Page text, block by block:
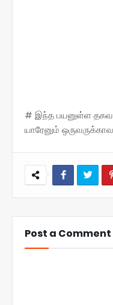
# இந்த பயனுள்ள
யாரேனும்
Post a Comment